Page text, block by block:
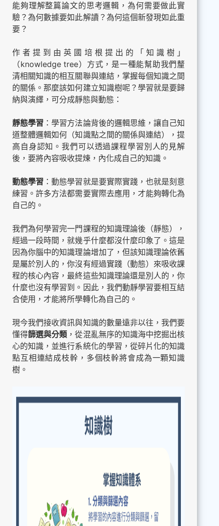
能夠理解整篇論文的思考邏輯，為何需要做此實
驗？為何數據要如此解讀？為何這個新發現如此重
要？
作者提到由英國培根提出的「知識樹」
（knowledge tree）方式，是一種能幫助我們釐
清相關知識的相互關聯與連結，掌握每個知識之間
的關係。那麼該如何建立知識樹呢？學習就是要歸
納與演繹，可分成靜態與動態：
靜態學習 ：學習方法論背後的邏輯思維，讓自己知
道整體邏輯如何（知識點之間的關係與連結），提
高自身認知。我們可以透過課程學習別人的見解
後，要將內容吸收提煉，內化成自己的知識。
動態學習 ：動態學習就是要實際實踐，也就是刻意
練習。許多方法都需要實際去應用，才能夠轉化為
自己的。
我們為何學習完一門課程的知識理論後（靜態），
經過一段時間，就幾乎什麼都沒什麼印象了。這是
因為你腦中的知識理論增加了，但該知識理論依舊
是屬於別人的，你沒有經過實踐（動態）來吸收課
程的核心內容，最終這些知識理論還是別人的，你
什麼也沒有學習到。因此，我們動靜學習要相互結
合使用，才能將所學轉化為自己的。
現今我們接收資訊與知識的數量遠非以往，我們要
懂得篩選與分類 ，從混亂無序的知識海中挖掘出核
心的知識，並進行系統化的學習，從碎片化的知識
點互相連結成枝幹，多個枝幹將會成為一顆知識
樹。